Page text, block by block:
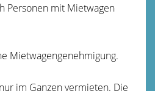
Personen mit Mietwagen
Mietwagengenehmigung.
im Ganzen vermieten. Die